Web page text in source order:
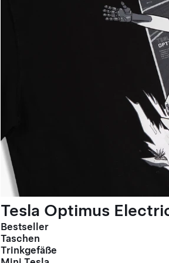
Tesla Optimus
Bestseller
Taschen
Trinkgefäße